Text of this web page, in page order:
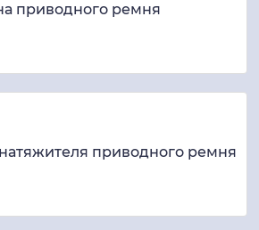
приводного ремня
приводного ремня